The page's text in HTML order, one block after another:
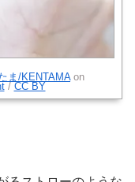
ま/KENTAMAon
/ CC BY